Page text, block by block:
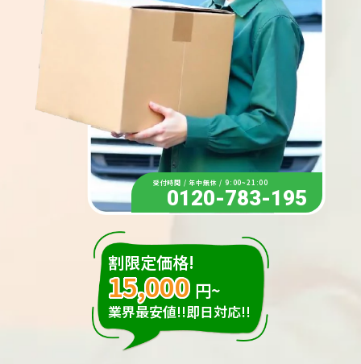
受付時間 / 年中無休 / 9:00~21:00
0120-783-195
割限定価格!
15,000 円~
業界最安値!!即日対応!!